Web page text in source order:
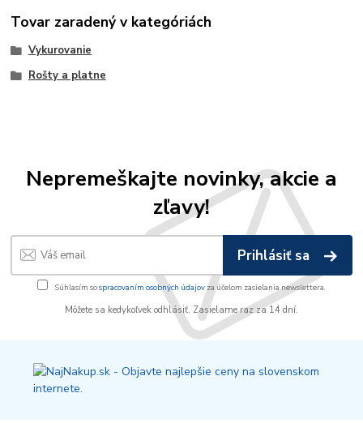
Tovar zaradený v kategóriách
Vykurovanie
Rošty a platne
Nepremeškajte novinky, akcie a
zľavy!
Prihlásiť sa
Súhlasím sospracovaním osobných údajov za účelom zasielania newslettera.
Môžete sa kedykoľvek odhlásiť. Zasielame raz za 14 dní.